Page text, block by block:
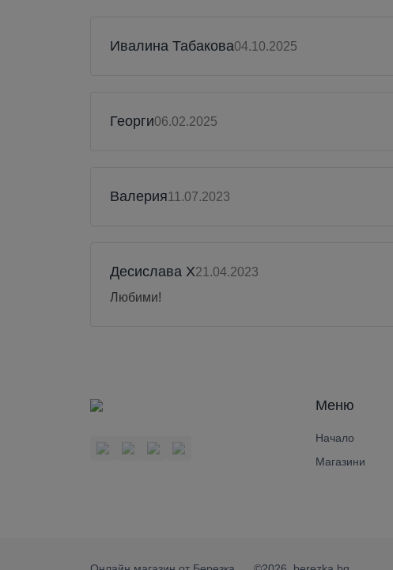
Ивалина Табакова04.10.2025
Георги06.02.2025
Валерия11.07.2023
Десислава Х21.04.2023
Любими!
Меню
Начало
Магазини